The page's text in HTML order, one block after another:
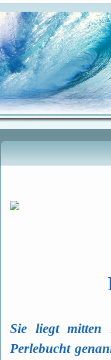
Sie liegt mitten
Perlebucht